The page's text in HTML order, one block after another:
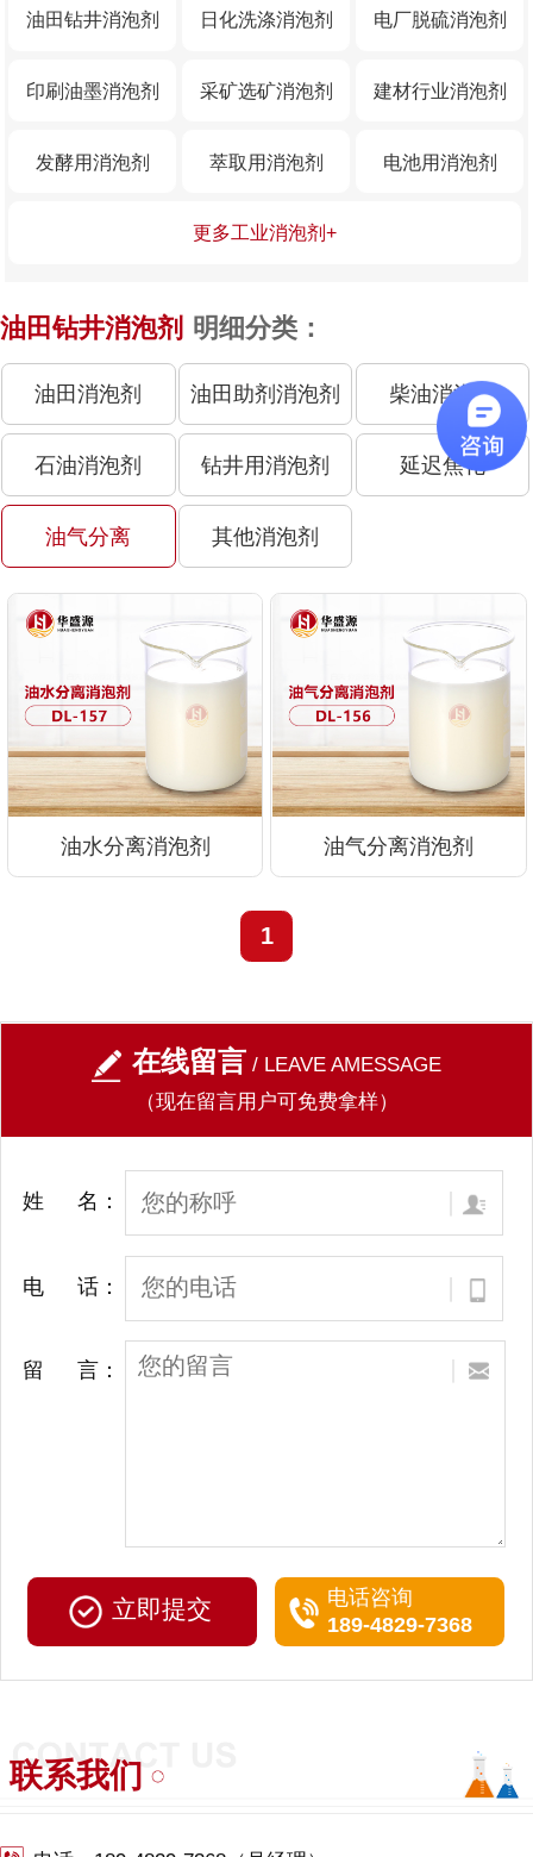
油田钻井消泡剂 日化洗涤消泡剂 电厂脱硫消泡剂
印刷油墨消泡剂 采矿选矿消泡剂 建材行业消泡剂
发酵用消泡剂 萃取用消泡剂 电池用消泡剂
更多工业消泡剂+
油田钻井消泡剂 明细分类：
油田消泡剂 油田助剂消泡剂 柴油消泡剂
石油消泡剂 钻井用消泡剂 延迟焦化
油气分离 其他消泡剂
油水分离消泡剂 油气分离消泡剂
1
在线留言 / LEAVE AMESSAGE
（现在留言用户可免费拿样）
姓 名：
电 话：
留 言：
电话咨询
189-4829-7368
联系我们